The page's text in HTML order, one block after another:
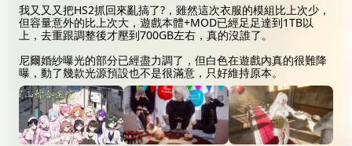
我又又又把HS2抓回來亂搞了?，雖然這次衣服的模組比上次少，
但容量意外的比上次大，遊戲本體+MOD已經足足達到1TB以
上，去重跟調整後才壓到700GB左右，真的沒誰了。
尼爾婚紗曝光的部分已經盡力調了，但白色在遊戲內真的很難降
曝，動了幾款光源預設也不是很滿意，只好維持原本。